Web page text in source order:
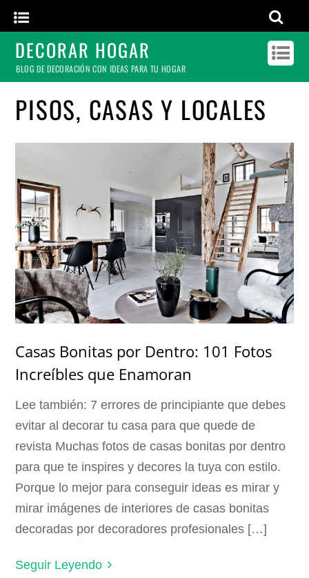
DECORAR HOGAR
BLOG DE DECORACIÓN CON IDEAS PARA TU HOGAR
PISOS, CASAS Y LOCALES
Casas Bonitas por Dentro: 101 Fotos
Increíbles que Enamoran
Lee también: 7 errores de principiante que debes
evitar al decorar tu casa para que quede de
revista Muchas fotos de casas bonitas por dentro
para que te inspires y decores la tuya con estilo.
Porque lo mejor para conseguir ideas es mirar y
mirar imágenes de interiores de casas bonitas
decoradas por decoradores profesionales […]
Seguir Leyendo